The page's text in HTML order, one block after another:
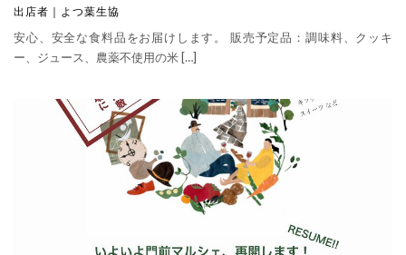
出店者｜よつ葉生協
安心、安全な食料品をお届けします。 販売予定品：調味料、クッキ
ー、ジュース、農薬不使用の米 […]